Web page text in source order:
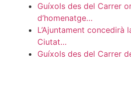
Guíxols des del Carrer
d’homenatge…
L’Ajuntament concedirà
Ciutat…
Guíxols des del Carrer